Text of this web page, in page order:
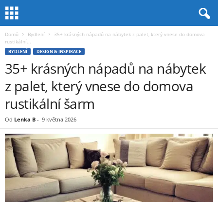
Domů Bydlení
35+ krásných nápadů na nábytek z palet, který vnese do domova
rustikální...
BYDLENÍ DESIGN & INSPIRACE
35+ krásných nápadů na nábytek
z palet, který vnese do domova
rustikální šarm
Od Lenka B - 9 května 2026